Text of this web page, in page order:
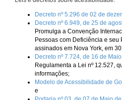
Decreto nº 5.296 de 02 de
Decreto nº 6.949, de 25 de
Promulga a Convenção
Pessoas com Deficiência e seu
assinados em Nova York, em
Decreto nº 7.724, de 16 de
Regulamenta a Lei nº 12.527,
informações;
Modelo de Acessibilidade de
e